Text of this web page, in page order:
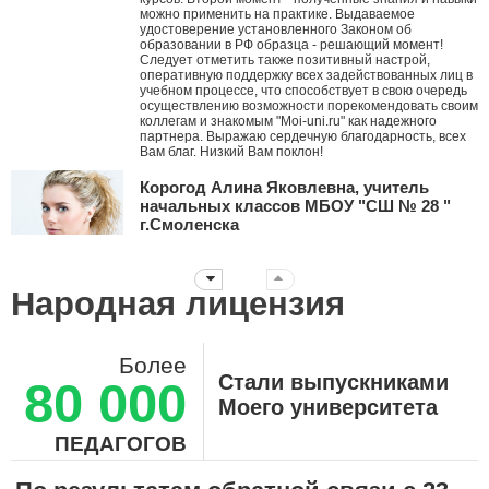
можно применить на практике. Выдаваемое
удостоверение установленного Законом об
образовании в РФ образца - решающий момент!
Следует отметить также позитивный настрой,
оперативную поддержку всех задействованных лиц в
учебном процессе, что способствует в свою очередь
осуществлению возможности порекомендовать своим
коллегам и знакомым "Moi-uni.ru" как надежного
партнера. Выражаю сердечную благодарность, всех
Вам благ. Низкий Вам поклон!
Корогод Алина Яковлевна, учитель
начальных классов МБОУ "СШ № 28 "
г.Смоленска
года. Это ты мне первым рассказал про АМО и я их
стала внедрять в работу, вводя в ступор коллег. За
эти годы нашей дружбы ты давал мне креативные
идеи, заставлял думать, двигаться дальше
учителей объединяет крыша твоего университета!!!
Суханова Светлана Вячеславовна,
воспитатель ДО-2, ГБОУ Школа №657 г.
Москва
педагогам шагать в ногу со временем! Здесь каждый
Народная лицензия
Более
80 000
ПЕДАГОГОВ
Стали выпускниками
Моего университета